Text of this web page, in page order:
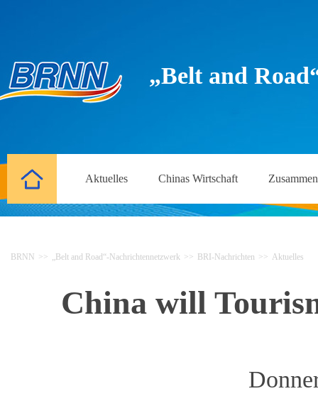
„Belt and
Aktuelles Chinas Wirtschaft
BRNN >> „Belt and Road“-Nachrichtennetzwerk >> BRI-Nachrichten >> Aktuelles
China will